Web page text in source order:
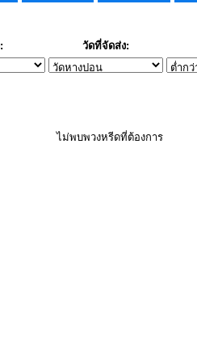
วัดที่จัดส่ง:
ไม่พบพวงหรีดที่ต้องการ